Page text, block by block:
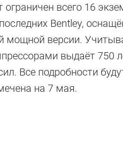
ограничен всего 16
Bentley,
мощной версии.
выдаёт 750
Все подробности
на 7 мая.
на
Mulliner, с твидовым